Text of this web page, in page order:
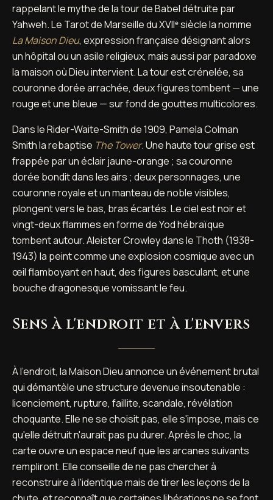
rappelant le mythe de la tour de Babel détruite par
Yahweh. Le Tarot de Marseille du XVIIᵉ siècle la nomme
La Maison Dieu, expression française désignant alors
un hôpital ou un asile religieux, mais aussi par paradoxe
la maison où Dieu intervient. La tour est crénelée, sa
couronne dorée arrachée, deux figures tombent — une
rouge et une bleue — sur fond de gouttes multicolores.
Dans le Rider-Waite-Smith de 1909, Pamela Colman
Smith la rebaptise The Tower. Une haute tour grise est
frappée par un éclair jaune-orange ; sa couronne
dorée bondit dans les airs ; deux personnages, une
couronne royale et un manteau de noble visibles,
plongent vers le bas, bras écartés. Le ciel est noir et
vingt-deux flammes en forme de Yod hébraïque
tombent autour. Aleister Crowley dans le Thoth (1938-
1943) la peint comme une explosion cosmique avec un
œil flamboyant en haut, des figures basculant, et une
bouche dragonesque vomissant le feu.
Sens à l'endroit et à l'envers
À l'endroit, la Maison Dieu annonce un événement brutal
qui démantèle une structure devenue insoutenable :
licenciement, rupture, faillite, scandale, révélation
choquante. Elle ne se choisit pas, elle s'impose, mais ce
qu'elle détruit n'aurait pas pu durer. Après le choc, la
carte ouvre un espace neuf que les arcanes suivants
rempliront. Elle conseille de ne pas chercher à
reconstruire à l'identique mais de tirer les leçons de la